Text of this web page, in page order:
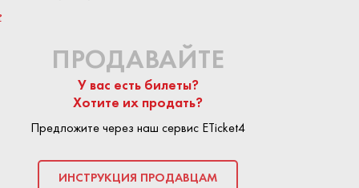
лекалам
есть уПРОДАВАЙТЕ
У вас есть билеты?
Хотите их продать?
Предложите через наш сервис ETicket4
ИНСТРУКЦИЯ ПРОДАВЦАМ